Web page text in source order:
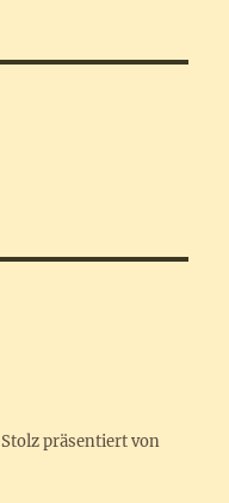
Stolz präsentiert von